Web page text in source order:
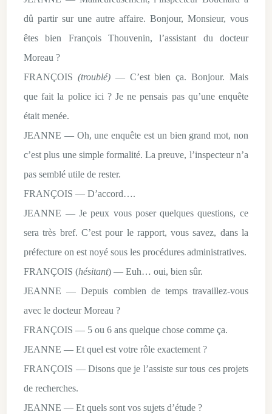
dû partir sur une autre affaire. Bonjour, Monsieur, vous
êtes bien François Thouvenin, l’assistant du docteur
Moreau ?
FRANÇOIS(troublé) — C’est bien ça. Bonjour. Mais
que fait la police ici ? Je ne pensais pas qu’une enquête
était menée.
JEANNE — Oh, une enquête est un bien grand mot, non
c’est plus une simple formalité. La preuve, l’inspecteur n’a
pas semblé utile de rester.
FRANÇOIS — D’accord….
JEANNE — Je peux vous poser quelques questions, ce
sera très bref. C’est pour le rapport, vous savez, dans la
préfecture on est noyé sous les procédures administratives.
FRANÇOIS (hésitant) — Euh… oui, bien sûr.
JEANNE — Depuis combien de temps travaillez-vous
avec le docteur Moreau ?
FRANÇOIS — 5 ou 6 ans quelque chose comme ça.
JEANNE — Et quel est votre rôle exactement ?
FRANÇOIS — Disons que je l’assiste sur tous ces projets
de recherches.
JEANNE — Et quels sont vos sujets d’étude ?